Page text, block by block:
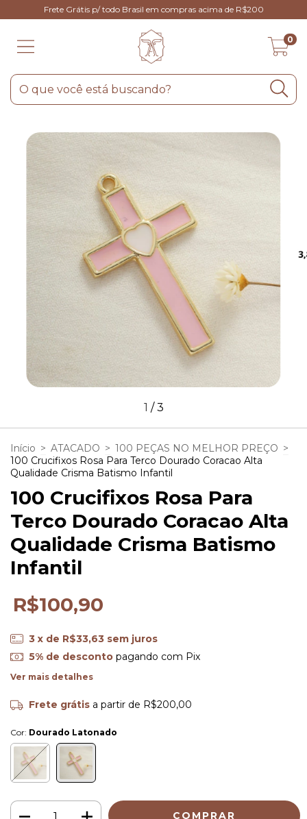
Frete Grátis p/ todo Brasil em compras acima de R$200
0
1 /3
Início > ATACADO > 100 PEÇAS NO MELHOR PREÇO >
100 Crucifixos Rosa Para Terco Dourado Coracao Alta
Qualidade Crisma Batismo Infantil
100 Crucifixos Rosa Para
Terco Dourado Coracao Alta
Qualidade Crisma Batismo
Infantil
R$100,90
3 x de R$33,63 sem juros
5% de descontopagando com Pix
Ver mais detalhes
Frete grátis a partir de R$200,00
Cor: Dourado Latonado